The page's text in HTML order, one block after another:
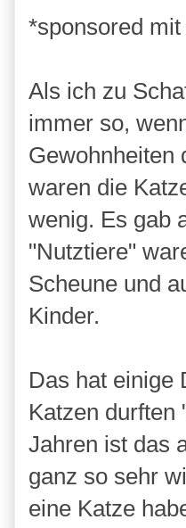
*sponsored
Als ich zu
immer so,
Gewohnheiten
waren die
wenig. Es gab
"Nutztiere"
Scheune und
Kinder.
Das hat einige
Katzen durften
Jahren ist das
ganz so sehr
eine Katze